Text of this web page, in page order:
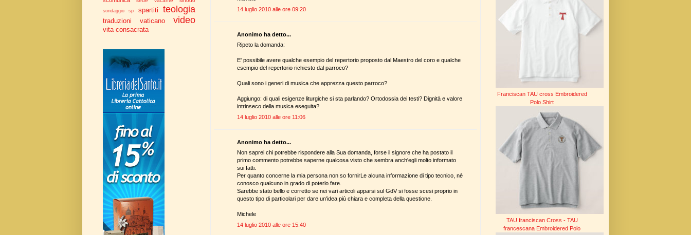
14 luglio 2010 alle ore 09:20
Anonimo ha detto...
Ripeto la domanda:
E' possibile avere qualche esempio del repertorio proposto dal Maestro del coro e qualche
esempio del repertorio richiesto dal parroco?
Quali sono i generi di musica che apprezza questo parroco?
Aggiungo: di quali esigenze liturgiche si sta parlando? Ortodossia dei testi? Dignità e valore
intrinseco della musica eseguita?
14 luglio 2010 alle ore 11:06
Anonimo ha detto...
Non saprei chi potrebbe rispondere alla Sua domanda, forse il signore che ha postato il
primo commento potrebbe saperne qualcosa visto che sembra anch'egli molto informato
sui fatti.
Per quanto concerne la mia persona non so fornirLe alcuna informazione di tipo tecnico, nè
conosco qualcuno in grado di poterlo fare.
Sarebbe stato bello e corretto se nei vari articoli apparsi sul GdV si fosse scesi proprio in
questo tipo di particolari per dare un'idea più chiara e completa della questione.
Michele
14 luglio 2010 alle ore 15:40
sondaggio sp spartiti teologia
traduzioni vaticano video
vita consacrata
Franciscan TAU cross Embroidered
Polo Shirt
TAU franciscan Cross - TAU
francescana Embroidered Polo